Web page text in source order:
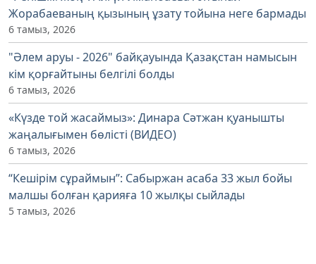
Жорабаеваның қызының ұзату тойына неге бармады
6 тамыз, 2026
"Әлем аруы - 2026" байқауында Қазақстан намысын
кім қорғайтыны белгілі болды
6 тамыз, 2026
«Күзде той жасаймыз»: Динара Сәтжан қуанышты
жаңалығымен бөлісті (ВИДЕО)
6 тамыз, 2026
“Кешірім сұраймын”: Сабыржан асаба 33 жыл бойы
малшы болған қарияға 10 жылқы сыйлады
5 тамыз, 2026